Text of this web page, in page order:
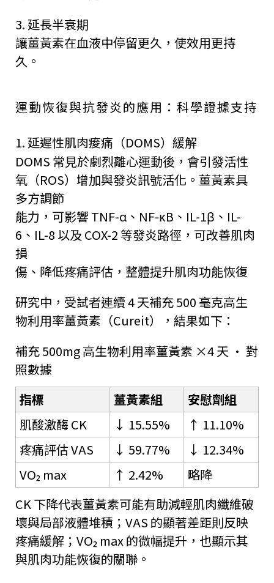
3. 延長半衰期
讓薑黃素在血液中停留更久，使效用更持
久。
運動恢復與抗發炎的應用：科學證據支持
1. 延遲性肌肉痠痛（DOMS）緩解
DOMS 常見於劇烈離心運動後，會引發活性
氧（ROS）增加與發炎訊號活化。薑黃素具
多方調節
能力，可影響 TNF-α、NF-κB、IL-1β、IL-
6、IL-8 以及 COX-2 等發炎路徑，可改善肌肉
損
傷、降低疼痛評估，整體提升肌肉功能恢復
研究中，受試者連續 4 天補充 500 毫克高生
物利用率薑黃素（Cureit），結果如下：
補充 500mg 高生物利用率薑黃素 ×4 天 · 對
照數據
指標
薑黃素組
安慰劑組
肌酸激酶 CK
↓ 15.55%
↑ 11.10%
疼痛評估 VAS
↓ 59.77%
↓ 12.34%
VO₂ max
↑ 2.42%
略降
CK 下降代表薑黃素可能有助減輕肌肉纖維破
壞與局部液體堆積；VAS 的顯著差距則反映
疼痛緩解；VO₂ max 的微幅提升，也顯示其
與肌肉功能恢復的關聯。